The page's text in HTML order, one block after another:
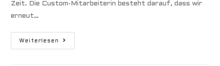
Zeit. Die Custom-Mitarbeiterin besteht darauf, dass wir
erneut…
Weiterlesen
Mystical